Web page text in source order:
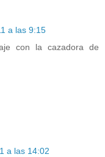
a las 9:15
con la cazadora de
a las 14:02